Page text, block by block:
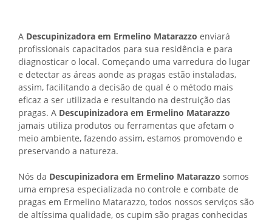
A Descupinizadora em Ermelino Matarazzo enviará
profissionais capacitados para sua residência e para
diagnosticar o local. Começando uma varredura do lugar
e detectar as áreas aonde as pragas estão instaladas,
assim, facilitando a decisão de qual é o método mais
eficaz a ser utilizada e resultando na destruição das
pragas. A Descupinizadora em Ermelino Matarazzo
jamais utiliza produtos ou ferramentas que afetam o
meio ambiente, fazendo assim, estamos promovendo e
preservando a natureza.
Nós da Descupinizadora em Ermelino Matarazzo somos
uma empresa especializada no controle e combate de
pragas em Ermelino Matarazzo, todos nossos serviços são
de altíssima qualidade, os cupim são pragas conhecidas